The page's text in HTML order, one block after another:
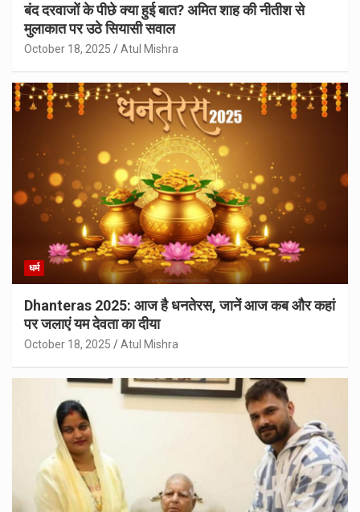
बंद दरवाजों के पीछे क्या हुई बात? अमित शाह की नीतीश से
मुलाकात पर उठे सियासी सवाल
October 18, 2025 Atul Mishra
धर्म
Dhanteras 2025: आज है धनतेरस, जानें आज कब और कहां
पर जलाएं यम देवता का दीया
October 18, 2025 Atul Mishra